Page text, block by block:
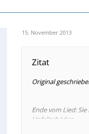
15. November 2013
Zitat
Original
Ende vom Lied:
Unfallschäden.